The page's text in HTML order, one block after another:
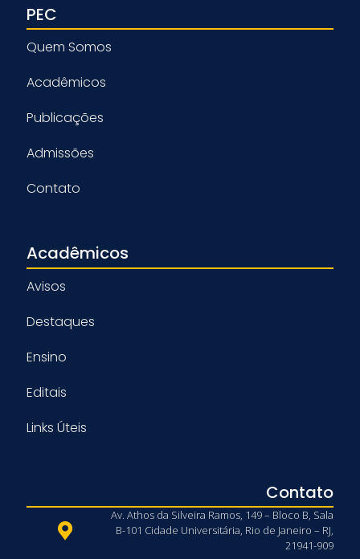
PEC
Quem Somos
Acadêmicos
Publicações
Admissões
Contato
Acadêmicos
Avisos
Destaques
Ensino
Editais
Links Úteis
Contato
Av. Athos da Silveira Ramos, 149 – Bloco B, Sala
B-101 Cidade Universitária, Rio de Janeiro – RJ,
21941-909